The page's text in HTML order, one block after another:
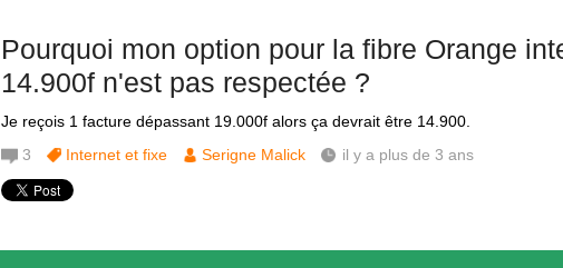
Pourquoi mon option pour la fibre Orange
14.900f n'est pas respectée ?
Je reçois 1 facture dépassant 19.000f alors ça devrait être 14.900.
3 Internet et fixe Serigne Malick il y a plus de 3 ans